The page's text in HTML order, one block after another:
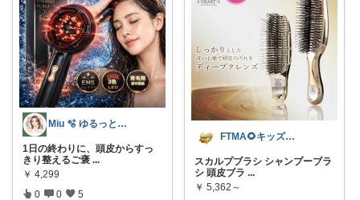
Miu 🫧 ゆるっと自分磨き。
1日の終わりに、頭皮からすっ
きり整えるご褒 ...
￥ 4,299
0 0 5
FTMA🌻キッズ⭐コスメ⭐フード
スカルプブラシ シャンプーブラ
シ 頭皮ブラ ...
￥ 5,362～